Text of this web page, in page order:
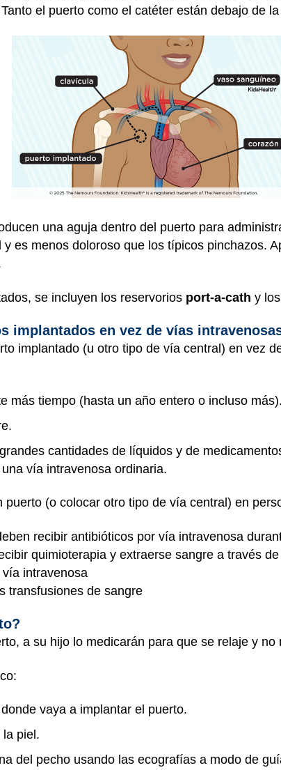
el puerto como el catéter están debajo de
una aguja dentro del puerto para
es menos doloroso que los típicos pinchazos.
se incluyen los reservorios port-a-cath y los
implantados en vez de vías
implantado (u otro tipo de vía central) en vez
más tiempo (hasta un año entero o incluso más).
cantidades de líquidos y de
vía intravenosa ordinaria.
(o colocar otro tipo de vía central) en
recibir antibióticos por vía intravenosa
quimioterapia y extraerse sangre a través
intravenosa
transfusiones de sangre
a su hijo lo medicarán para que se relaje y no
vaya a implantar el puerto.
la piel.
del pecho usando las ecografías a modo de